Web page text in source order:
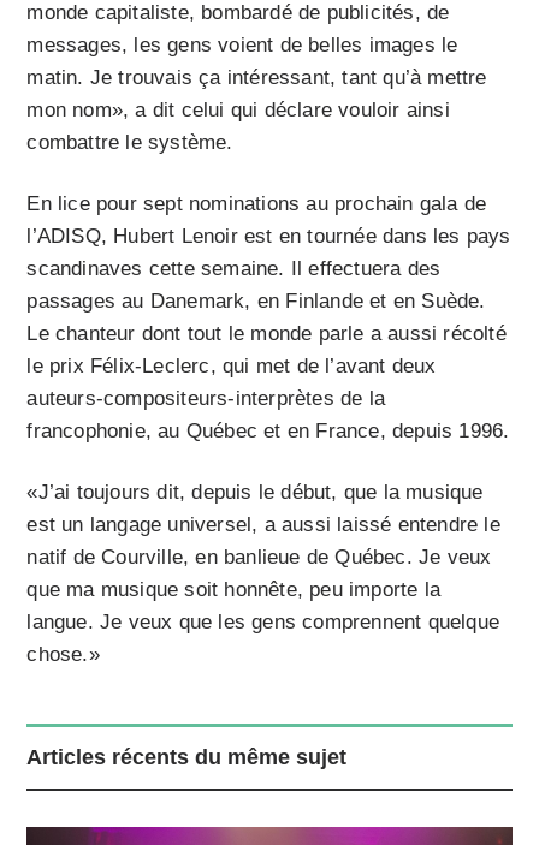
monde capitaliste, bombardé de publicités, de
messages, les gens voient de belles images le
matin. Je trouvais ça intéressant, tant qu’à mettre
mon nom», a dit celui qui déclare vouloir ainsi
combattre le système.
En lice pour sept nominations au prochain gala de
l’ADISQ, Hubert Lenoir est en tournée dans les pays
scandinaves cette semaine. Il effectuera des
passages au Danemark, en Finlande et en Suède.
Le chanteur dont tout le monde parle a aussi récolté
le prix Félix-Leclerc, qui met de l’avant deux
auteurs-compositeurs-interprètes de la
francophonie, au Québec et en France, depuis 1996.
«J’ai toujours dit, depuis le début, que la musique
est un langage universel, a aussi laissé entendre le
natif de Courville, en banlieue de Québec. Je veux
que ma musique soit honnête, peu importe la
langue. Je veux que les gens comprennent quelque
chose.»
Articles récents du même sujet